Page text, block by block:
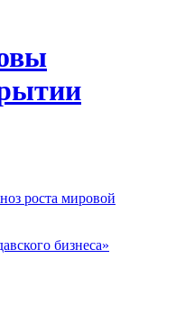
роста мировой
бизнеса»